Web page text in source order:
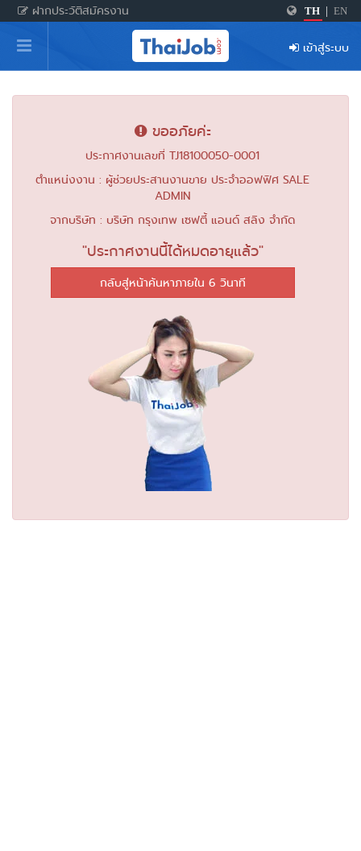
ฝากประวัติสมัครงาน TH EN
หน้าหลัก
ผู้สมัครงาน: เข้าสู่ระบบ
ฝากประวัติสมัครงาน
สำหรับผู้ประกอบการ
เข้าสู่ระบบ
ขออภัยค่ะ
ประกาศงานเลขที่ TJ18100050-0001
ตำแหน่งงาน : ผู้ช่วยประสานงานขาย ประจำออฟฟิศ SALE
ADMIN
จากบริษัท : บริษัท กรุงเทพ เซฟตี้ แอนด์ สลิง จำกัด
"ประกาศงานนี้ได้หมดอายุแล้ว"
กลับสู่หน้าค้นหาภายใน 5 วินาที